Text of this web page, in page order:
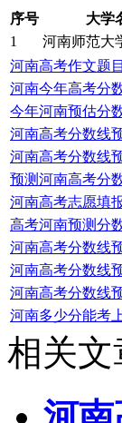
序号 大学
1
河南师范大
河南高考作文题
河南今年高考分
今年河南预估分
河南高考分数线
河南高考分数线
预测河南高考分
河南高考志愿填
高考河南预测分
河南高考分数线
河南高考分数线
河南高考分数线
河南多少分能考
相关文